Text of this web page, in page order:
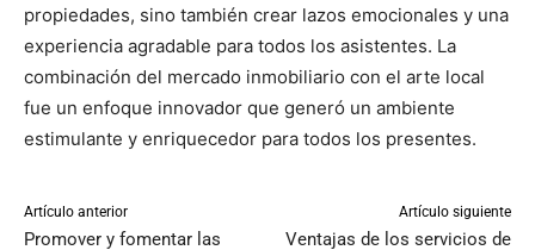
propiedades, sino también crear lazos emocionales y una
experiencia agradable para todos los asistentes. La
combinación del mercado inmobiliario con el arte local
fue un enfoque innovador que generó un ambiente
estimulante y enriquecedor para todos los presentes.
Artículo anterior
Promover y fomentar las
Artículo siguiente
Ventajas de los servicios de